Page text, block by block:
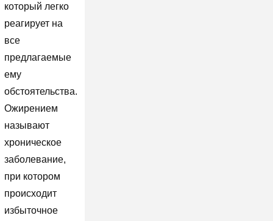
который легко
реагирует на
все
предлагаемые
ему
обстоятельства.
Ожирением
называют
хроническое
заболевание,
при котором
происходит
избыточное